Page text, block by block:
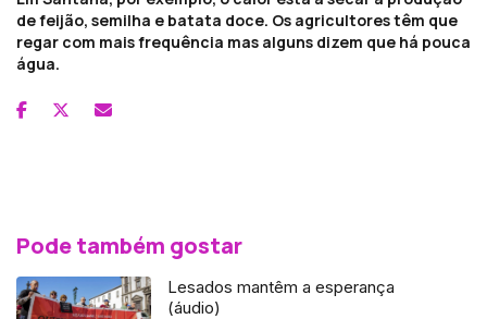
de feijão, semilha e batata doce. Os agricultores têm que
regar com mais frequência mas alguns dizem que há pouca
água.
Pode também gostar
Lesados mantêm a esperança
(áudio)